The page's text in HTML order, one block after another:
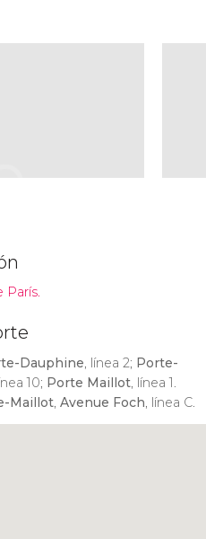
París.
Dauphine, línea 2; Porte-
10; Porte Maillot, línea 1.
Maillot, Avenue Foch, línea C.